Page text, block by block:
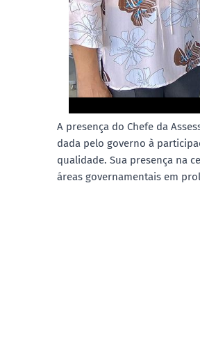
A presença do Chefe da
dada pelo governo à
qualidade. Sua presença na
áreas governamentais em